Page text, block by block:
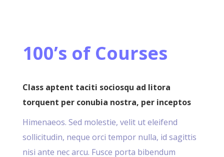
100’s of Courses
Class aptent taciti sociosqu ad litora
torquent per conubia nostra, per inceptos
Himenaeos. Sed molestie, velit ut eleifend
sollicitudin, neque orci tempor nulla, id sagittis
nisi ante nec arcu. Fusce porta bibendum